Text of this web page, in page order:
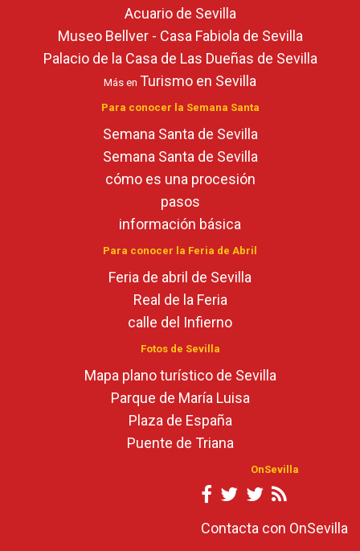
Acuario de Sevilla
Museo Bellver - Casa Fabiola de Sevilla
Palacio de la Casa de Las Dueñas de Sevilla
Más en Turismo en Sevilla
Para conocer la Semana Santa
Semana Santa de Sevilla
Semana Santa de Sevilla
cómo es una procesión
pasos
información básica
Para conocer la Feria de Abril
Feria de abril de Sevilla
Real de la Feria
calle del Infierno
Fotos de Sevilla
Mapa plano turístico de Sevilla
Parque de María Luisa
Plaza de España
Puente de Triana
OnSevilla
Contacta con OnSevilla